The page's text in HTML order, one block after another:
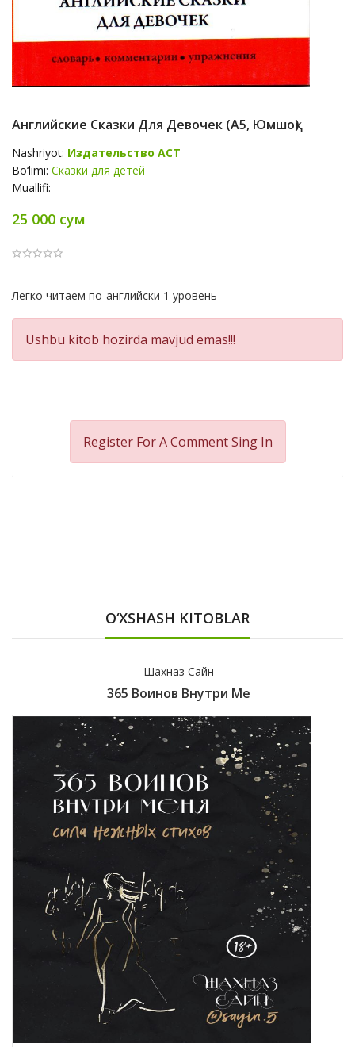
Английские Сказки Для Девочек (А5, Юмшоқ)
Nashriyot: Издательство АСТ
Bo‘limi: Сказки для детей
Muallifi:
25 000 сум
Product
Summery
Легко читаем по-английски 1 уровень
Ushbu kitob hozirda mavjud emas!!!
Register For A CommentSing In
O‘XSHASH KITOBLAR
Шахназ Сайн
365 Воинов Внутри Ме